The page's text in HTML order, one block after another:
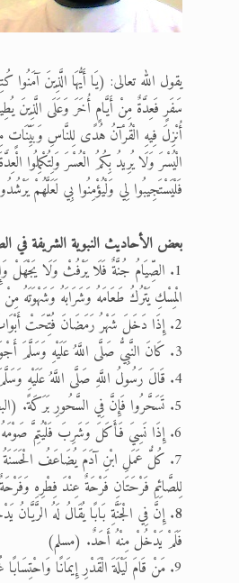
يقول الله تعالى: (يَا أَيُّهَا الَّذِينَ
سَفَرٍ فَعِدَّةٌ مِنْ أَيَّامٍ أُخَرَ وَعَلَى الَّذِينَ
أُنْزِلَ فِيهِ الْقُرْآنُ هُدًى لِلنَّاسِ
الْيُسْرَ وَلَا يُرِيدُ بِكُمُ الْعُسْرَ
فَلْيَسْتَجِيبُوا لِي وَلْيُؤْمِنُوا بِي لَعَلَّهُمْ يَرْشُدُونَ
بعض الأحاديث النبوية الشريفة في
1. الصِّيَامُ جُنَّةٌ فَلَا يَرْفُثْ وَلَا يَجْهَلْ
الْمِسْكِ يَتْرُكُ طَعَامَهُ وَشَرَابَهُ وَشَهْوَتَهُ
2. إِذَا دَخَلَ شَهْرُ رَمَضَانَ فُتِّحَتْ أَبْوَابُ السَّمَاءِ وَغُلِّقَتْ أَبْوَابُ جَهَنَّمَ وَسُلْسِلَتْ الشَّيَاطِينُ. (البخاري)
3. كَانَ النَّبِيُّ صَلَّى اللَّهُ عَلَيْهِ وَسَلَّمَ أَجْوَدَ النَّاسِ بِالْخَيْرِ وَكَانَ أَجْوَدُ مَا يَكُونُ فِي رَمَضَانَ ... كَانَ أَجْوَدَ بِالْخَيْرِ مِنْ الرِّيحِ الْمُرْسَلَةِ. (البخاري)
4. قَالَ رَسُولُ اللَّهِ صَلَّى اللَّهُ عَلَيْهِ وَسَلَّمَ مَنْ لَمْ يَدَعْ قَوْلَ الزُّورِ وَالْعَمَلَ بِهِ فَلَيْسَ لِلَّهِ حَاجَةٌ فِي أَنْ يَدَعَ طَعَامَهُ وَشَرَابَهُ. (البخاري)
5. تَسَحَّرُوا فَإِنَّ فِي السَّحُورِ بَرَكَةً. (البخاري)
6. إِذَا نَسِيَ فَأَكَلَ وَشَرِبَ فَلْيُتِمَّ صَوْمَهُ فَإِنَّمَا أَطْعَمَهُ اللَّهُ وَسَقَاهُ. (البخاري)
7. كُلُّ عَمَلِ ابْنِ آدَمَ يُضَاعَفُ الْحَسَنَةُ
لِلصَّائِمِ فَرْحَتَانِ فَرْحَةٌ عِنْدَ فِطْرِهِ
8. إِنَّ فِي الْجَنَّةِ بَابًا يُقَالُ لَهُ
فَلَمْ يَدْخُلْ مِنْهُ أَحَدٌ. (مسلم)
9. مَنْ قَامَ لَيْلَةَ الْقَدْرِ إِيمَانًا وَاحْتِسَابًا غُفِرَ لَهُ مَا تَقَدَّمَ مِنْ ذَنْبِهِ وَمَنْ صَامَ رَمَضَانَ إِيمَانًا وَاحْتِسَابًا غُفِرَ لَهُ مَا تَقَدَّمَ مِنْ ذَنْبِهِ. (البخاري)